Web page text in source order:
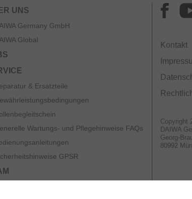
UNS
Germany GmbH
Global
& Ersatzteile
Wartungs- und Pflegehinweise FAQs
GPSR
Kontakt
Copyright
DAIWA
Georg-
80992